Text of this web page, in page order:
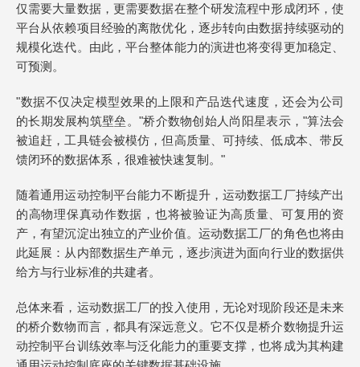
仅需要大量数据，更需要数据在整个研发流程中形成闭环，使
平台从依赖项目经验的离散优化，逐步转向由数据持续驱动的
规模化迭代。由此，平台整体能力的演进也将变得更加稳定、
可预测。
"数据不仅决定模型效果的上限和产品迭代速度，还会为公司
的长期发展构筑壁垒。"桥介数物创始人尚阳星表示，"算法会
被追赶，工具链会被模仿，但高质量、可持续、低成本、带反
馈闭环的数据体系，很难被快速复制。"
随着通用运动控制平台能力不断提升，运动数据工厂持续产出
的高物理保真动作数据，也将被验证为高质量、可复用的资
产，有望沉淀出独立的产业价值。运动数据工厂的角色也将由
此延展：从内部数据生产单元，逐步演进为面向行业的数据供
给方与行业标准的共建者。
总体来看，运动数据工厂的投入使用，无论对现阶段还是未来
的桥介数物而言，都具有深远意义。它不仅是桥介数物提升运
动控制平台训练效率与泛化能力的重要支撑，也将成为其构建